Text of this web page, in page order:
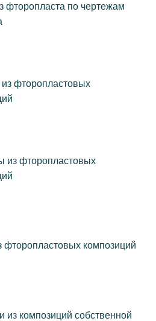
фторопласта по чертежам
фторопластовых
из фторопластовых
фторопластовых композиций
из композиций собственной